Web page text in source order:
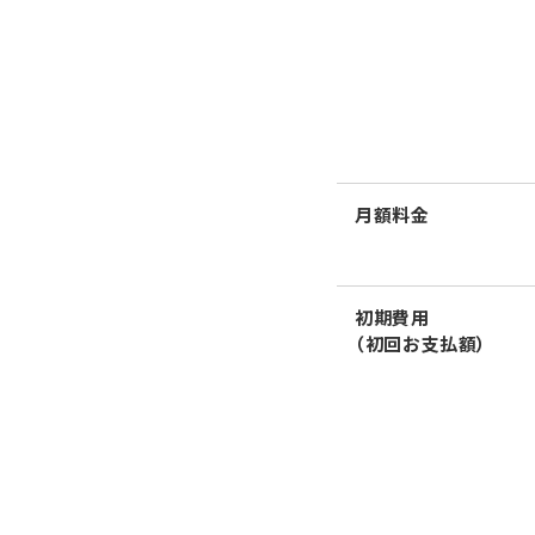
月額料金
初期費用
（初回お支払額）